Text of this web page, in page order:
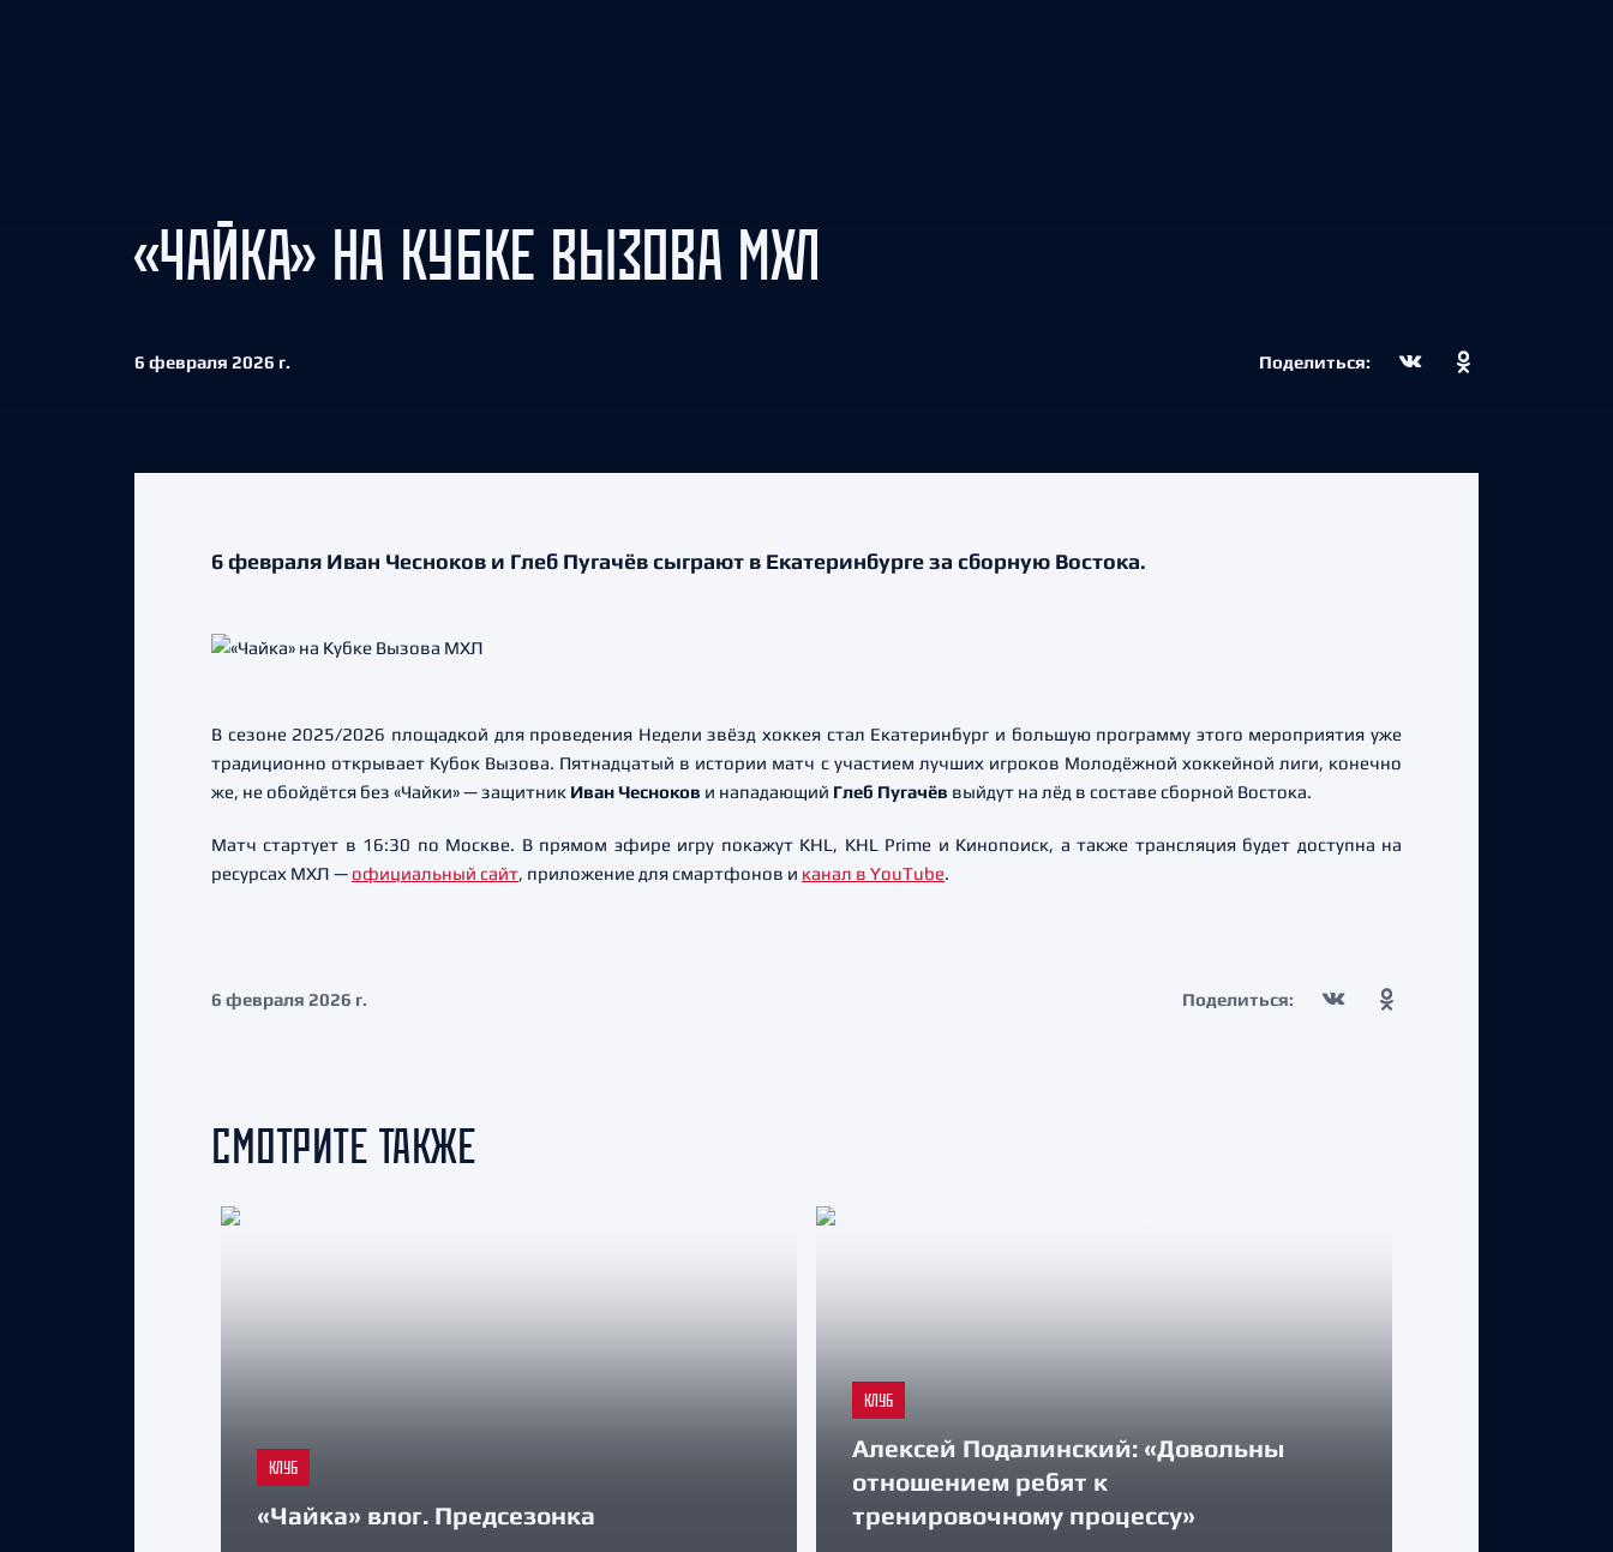
«ЧАЙКА» НА КУБКЕ ВЫЗОВА МХЛ
6 февраля 2026 г. Поделиться:
6 февраля Иван Чесноков и Глеб Пугачёв сыграют в Екатеринбурге за сборную Востока.
В сезоне 2025/2026 площадкой для проведения Недели звёзд хоккея стал Екатеринбург и большую программу этого мероприятия уже
традиционно открывает Кубок Вызова. Пятнадцатый в истории матч с участием лучших игроков Молодёжной хоккейной лиги, конечно
же, не обойдётся без «Чайки» — защитник Иван Чесноков и нападающий Глеб Пугачёв выйдут на лёд в составе сборной Востока.
Матч стартует в 16:30 по Москве. В прямом эфире игру покажут KHL, KHL Prime и Кинопоиск, а также трансляция будет доступна на
ресурсах МХЛ — официальный сайт, приложение для смартфонов и канал в YouTube.
6 февраля 2026 г. Поделиться:
СМОТРИТЕ ТАКЖЕ
КЛУБ
«Чайка» влог. Предсезонка
КЛУБ
Алексей Подалинский: «Довольны
отношением ребят к
тренировочному процессу»